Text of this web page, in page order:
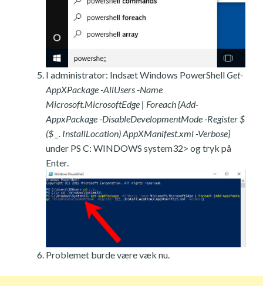
I administrator: Indsæt Windows PowerShellGet-
AppXPackage -AllUsers -Name
Microsoft.MicrosoftEdge | Foreach {Add-
AppxPackage -DisableDevelopmentMode -Register $
($ _. InstallLocation) AppXManifest.xml -Verbose}
under PS C: WINDOWS system32> og tryk på
Enter.
Problemet burde være væk nu.